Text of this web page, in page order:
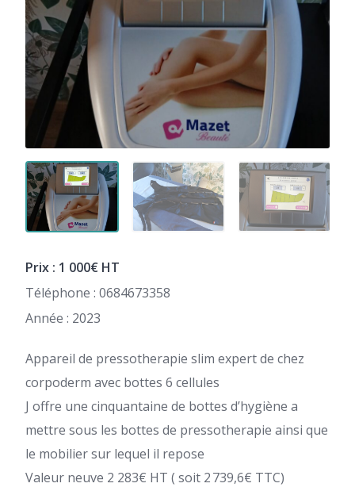
Prix : 1 000€ HT
Téléphone : 0684673358
Année : 2023
Appareil de pressotherapie slim expert de chez
corpoderm avec bottes 6 cellules
J offre une cinquantaine de bottes d’hygiène a
mettre sous les bottes de pressotherapie ainsi que
le mobilier sur lequel il repose
Valeur neuve 2 283€ HT ( soit 2 739,6€ TTC)